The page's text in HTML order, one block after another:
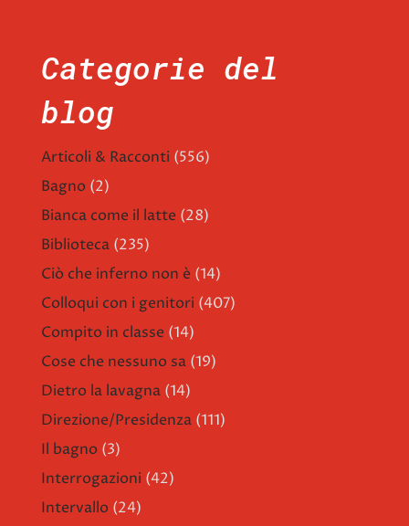
Categorie del
blog
Articoli & Racconti (556)
Bagno (2)
Bianca come il latte (28)
Biblioteca (235)
Ciò che inferno non è (14)
Colloqui con i genitori (407)
Compito in classe (14)
Cose che nessuno sa (19)
Dietro la lavagna (14)
Direzione/Presidenza (111)
Il bagno (3)
Interrogazioni (42)
Intervallo (24)